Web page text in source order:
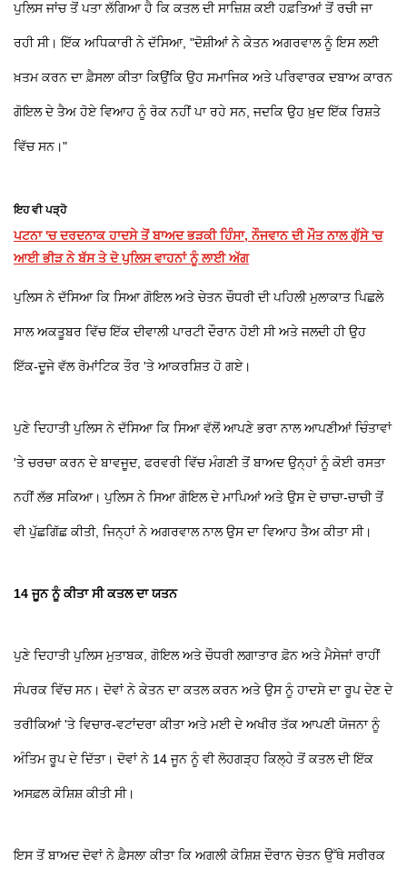
ਪੁਲਿਸ ਜਾਂਚ ਤੋਂ ਪਤਾ ਲੱਗਿਆ ਹੈ ਕਿ ਕਤਲ ਦੀ ਸਾਜ਼ਿਸ਼ ਕਈ ਹਫ਼ਤਿਆਂ ਤੋਂ ਰਚੀ ਜਾ
ਰਹੀ ਸੀ। ਇੱਕ ਅਧਿਕਾਰੀ ਨੇ ਦੱਸਿਆ, "ਦੋਸ਼ੀਆਂ ਨੇ ਕੇਤਨ ਅਗਰਵਾਲ ਨੂੰ ਇਸ ਲਈ
ਖ਼ਤਮ ਕਰਨ ਦਾ ਫ਼ੈਸਲਾ ਕੀਤਾ ਕਿਉਂਕਿ ਉਹ ਸਮਾਜਿਕ ਅਤੇ ਪਰਿਵਾਰਕ ਦਬਾਅ ਕਾਰਨ
ਗੋਇਲ ਦੇ ਤੈਅ ਹੋਏ ਵਿਆਹ ਨੂੰ ਰੋਕ ਨਹੀਂ ਪਾ ਰਹੇ ਸਨ, ਜਦਕਿ ਉਹ ਖ਼ੁਦ ਇੱਕ ਰਿਸ਼ਤੇ
ਵਿੱਚ ਸਨ।"
ਇਹ ਵੀ ਪੜ੍ਹੋ
ਪਟਨਾ 'ਚ ਦਰਦਨਾਕ ਹਾਦਸੇ ਤੋਂ ਬਾਅਦ ਭੜਕੀ ਹਿੰਸਾ, ਨੌਜਵਾਨ ਦੀ ਮੌਤ ਨਾਲ ਗੁੱਸੇ 'ਚ
ਆਈ ਭੀੜ ਨੇ ਬੱਸ ਤੇ ਦੋ ਪੁਲਿਸ ਵਾਹਨਾਂ ਨੂੰ ਲਾਈ ਅੱਗ
ਪੁਲਿਸ ਨੇ ਦੱਸਿਆ ਕਿ ਸਿਆ ਗੋਇਲ ਅਤੇ ਚੇਤਨ ਚੌਧਰੀ ਦੀ ਪਹਿਲੀ ਮੁਲਾਕਾਤ ਪਿਛਲੇ
ਸਾਲ ਅਕਤੂਬਰ ਵਿੱਚ ਇੱਕ ਦੀਵਾਲੀ ਪਾਰਟੀ ਦੌਰਾਨ ਹੋਈ ਸੀ ਅਤੇ ਜਲਦੀ ਹੀ ਉਹ
ਇੱਕ-ਦੂਜੇ ਵੱਲ ਰੋਮਾਂਟਿਕ ਤੌਰ 'ਤੇ ਆਕਰਸ਼ਿਤ ਹੋ ਗਏ।
ਪੁਣੇ ਦਿਹਾਤੀ ਪੁਲਿਸ ਨੇ ਦੱਸਿਆ ਕਿ ਸਿਆ ਵੱਲੋਂ ਆਪਣੇ ਭਰਾ ਨਾਲ ਆਪਣੀਆਂ ਚਿੰਤਾਵਾਂ
'ਤੇ ਚਰਚਾ ਕਰਨ ਦੇ ਬਾਵਜੂਦ, ਫਰਵਰੀ ਵਿੱਚ ਮੰਗਣੀ ਤੋਂ ਬਾਅਦ ਉਨ੍ਹਾਂ ਨੂੰ ਕੋਈ ਰਸਤਾ
ਨਹੀਂ ਲੱਭ ਸਕਿਆ। ਪੁਲਿਸ ਨੇ ਸਿਆ ਗੋਇਲ ਦੇ ਮਾਪਿਆਂ ਅਤੇ ਉਸ ਦੇ ਚਾਚਾ-ਚਾਚੀ ਤੋਂ
ਵੀ ਪੁੱਛਗਿੱਛ ਕੀਤੀ, ਜਿਨ੍ਹਾਂ ਨੇ ਅਗਰਵਾਲ ਨਾਲ ਉਸ ਦਾ ਵਿਆਹ ਤੈਅ ਕੀਤਾ ਸੀ।
14 ਜੂਨ ਨੂੰ ਕੀਤਾ ਸੀ ਕਤਲ ਦਾ ਯਤਨ
ਪੁਣੇ ਦਿਹਾਤੀ ਪੁਲਿਸ ਮੁਤਾਬਕ, ਗੋਇਲ ਅਤੇ ਚੌਧਰੀ ਲਗਾਤਾਰ ਫ਼ੋਨ ਅਤੇ ਮੈਸੇਜਾਂ ਰਾਹੀਂ
ਸੰਪਰਕ ਵਿੱਚ ਸਨ। ਦੋਵਾਂ ਨੇ ਕੇਤਨ ਦਾ ਕਤਲ ਕਰਨ ਅਤੇ ਉਸ ਨੂੰ ਹਾਦਸੇ ਦਾ ਰੂਪ ਦੇਣ ਦੇ
ਤਰੀਕਿਆਂ 'ਤੇ ਵਿਚਾਰ-ਵਟਾਂਦਰਾ ਕੀਤਾ ਅਤੇ ਮਈ ਦੇ ਅਖੀਰ ਤੱਕ ਆਪਣੀ ਯੋਜਨਾ ਨੂੰ
ਅੰਤਿਮ ਰੂਪ ਦੇ ਦਿੱਤਾ। ਦੋਵਾਂ ਨੇ 14 ਜੂਨ ਨੂੰ ਵੀ ਲੋਹਗੜ੍ਹ ਕਿਲ੍ਹੇ ਤੋਂ ਕਤਲ ਦੀ ਇੱਕ
ਅਸਫ਼ਲ ਕੋਸ਼ਿਸ਼ ਕੀਤੀ ਸੀ।
ਇਸ ਤੋਂ ਬਾਅਦ ਦੋਵਾਂ ਨੇ ਫ਼ੈਸਲਾ ਕੀਤਾ ਕਿ ਅਗਲੀ ਕੋਸ਼ਿਸ਼ ਦੌਰਾਨ ਚੇਤਨ ਉੱਥੇ ਸਰੀਰਕ